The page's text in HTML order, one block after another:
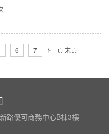
6 7 下一頁 末頁
路優可商務中心B棟3樓